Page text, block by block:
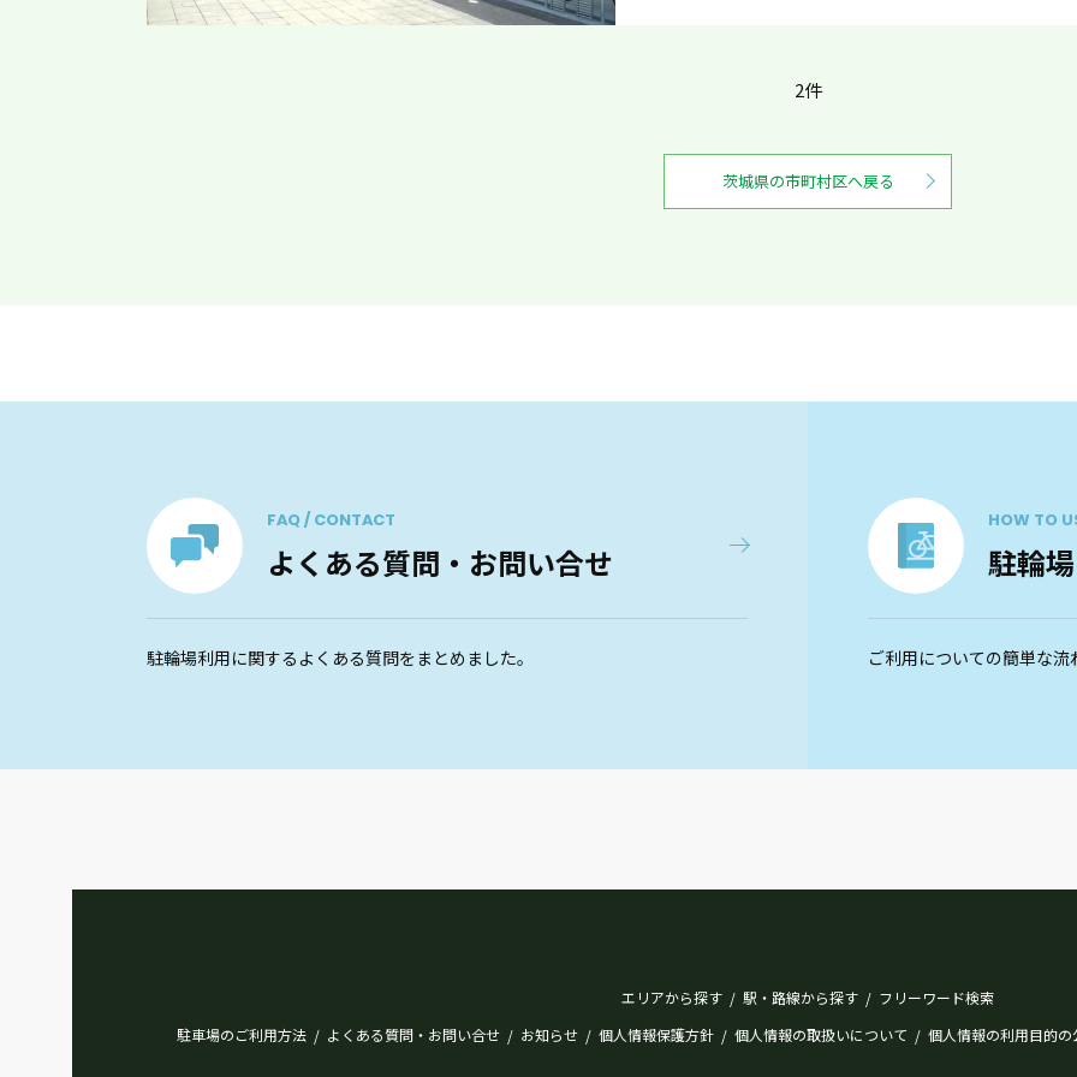
2件
茨城県の市町村区へ戻る
FAQ / CONTACT
よくある質問・お問い合せ
駐輪場利用に関するよくある質問をまとめました。
HOW TO
駐輪
ご利用についての簡単な
エリアから探す / 駅・路線から探す / フリーワード検索
駐車場のご利用方法 / よくある質問・お問い合せ / お知らせ / 個人情報保護方針 / 個人情報の取扱いについて / 個人情報の利用目的の